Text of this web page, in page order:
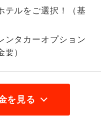
テルをご選択！（基
タカーオプション
）
を見る
にせず、ガイドさんの説明
ことができます。
可能な個人型プランで
可能な個人型プランで
定でご参加いただけるコー